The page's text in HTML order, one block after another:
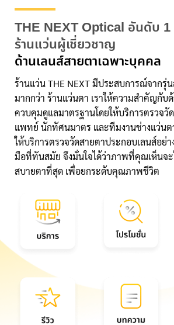
THE NEXT Optical อันดับ 1
ร้านแว่นผู้เชี่ยวชาญ
ด้านเลนส์สายตาเฉพาะบุคคล
ร้านแว่น THE NEXT มีประสบการณ์จากรุ่
มากกว่า ร้านแว่นตา เราให้ความสำคัญกับ
ควบคุมดูแลมาตรฐานโดยให้บริการตรวจวั
แพทย์ นักทัศนมาตร และทีมงานช่างแว่น
ให้บริการตรวจวัดสายตาประกอบเลนส์อย่า
มือที่ทันสมัย จึงมั่นใจได้ว่าภาพที่คุณเห็นจ
สบายตาที่สุด เพื่อยกระดับคุณภาพชีวิต